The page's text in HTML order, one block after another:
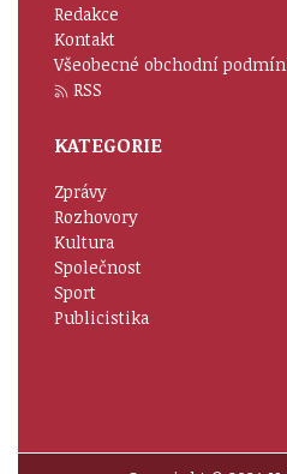
Redakce
Kontakt
Všeobecné obchodní
RSS
KATEGORIE
Zprávy
Rozhovory
Kultura
Společnost
Sport
Publicistika